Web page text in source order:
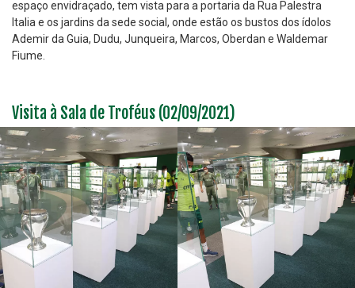
espaço envidraçado, tem vista para a portaria da Rua Palestra
Italia e os jardins da sede social, onde estão os bustos dos ídolos
Ademir da Guia, Dudu, Junqueira, Marcos, Oberdan e Waldemar
Fiume.
Visita à Sala de Troféus (02/09/2021)